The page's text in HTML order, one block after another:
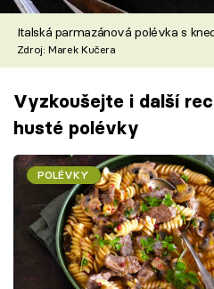
Italská parmazánová polévka s
Zdroj: Marek Kučera
Vyzkoušejte i další
husté polévky
POLÉVKY